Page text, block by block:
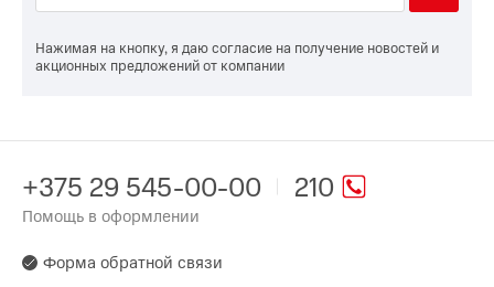
Нажимая на кнопку, я даю согласие на получение новостей и
акционных предложений от компании
210
+375 29 545-00-00
Помощь в оформлении
Форма обратной связи